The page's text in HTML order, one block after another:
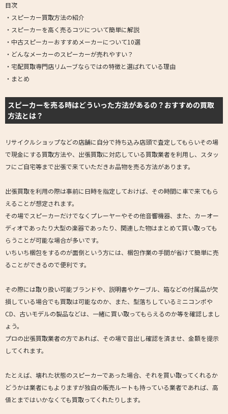
目次
・スピーカー買取方法の紹介
・スピーカーを高く売るコツについて簡単に解説
・中古スピーカーおすすめメーカーについて10選
・どんなメーカーのスピーカーが売れやすい？
・宅配買取専門店リムーブならではの特徴と選ばれている理由
・まとめ
スピーカーを売る時はどういった方法があるの？おすすめの買取
方法とは？
リサイクルショップなどの店舗に自分で持ち込み店頭で査定してもらいその場
で現金にする買取方法や、出張買取に対応している買取業者を利用し、スタッ
フにご自宅等まで出張で来ていただきお品物を売る方法があります。
出張買取を利用の際は事前に日時を指定しておけば、その時間に車で来てもら
えることが想定されます。
その場でスピーカーだけでなくプレーヤーやその他音響機器、また、カーオー
ディオであったり大型の楽器であったり、関連した物はまとめて買い取っても
らうことが可能な場合が多いです。
いちいち梱包をするのが面倒という方には、梱包作業の手間が省けて簡単に売
ることができるので便利です。
その際には取り扱い可能ブランドや、説明書やケーブル、箱などの付属品が欠
損している場合でも買取は可能なのか、また、型落ちしているミニコンポや
CD、古いモデルの製品などは、一緒に買い取ってもらえるのか等を確認しまし
ょう。
プロの出張買取業者の方であれば、その場で音出し確認を済ませ、金額を提示
してくれます。
たとえば、壊れた状態のスピーカーであった場合、それを買い取ってくれるか
どうかは業者にもよりますが独自の販売ルートも持っている業者であれば、高
値とまではいかなくても買取ってくれたりします。